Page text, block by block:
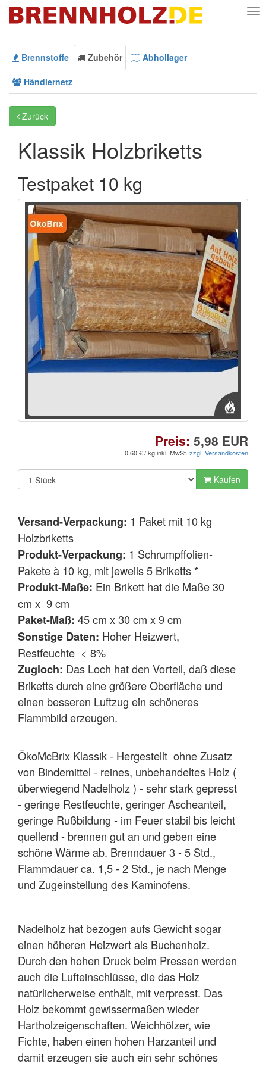
Brennstoffe Zubehör Abhollager
Händlernetz
Zurück
Klassik Holzbriketts
Testpaket 10 kg
Preis: 5,98 EUR
0,60 € / kginkl. MwSt. zzgl. Versandkosten
Kaufen
Versand-Verpackung: 1 Paket mit 10 kg
Holzbriketts
Produkt-Verpackung: 1 Schrumpffolien-
Pakete à 10 kg, mit jeweils 5 Briketts *
Produkt-Maße: Ein Brikett hat die Maße 30
cm x 9 cm
Paket-Maß: 45 cm x 30 cm x 9 cm
Sonstige Daten: Hoher Heizwert,
Restfeuchte < 8%
Zugloch: Das Loch hat den Vorteil, daß diese
Briketts durch eine größere Oberfläche und
einen besseren Luftzug ein schöneres
Flammbild erzeugen.
ÖkoMcBrix Klassik - Hergestellt ohne Zusatz
von Bindemittel - reines, unbehandeltes Holz (
überwiegend Nadelholz ) - sehr stark gepresst
- geringe Restfeuchte, geringer Ascheanteil,
geringe Rußbildung - im Feuer stabil bis leicht
quellend - brennen gut an und geben eine
schöne Wärme ab. Brenndauer 3 - 5 Std.,
Flammdauer ca. 1,5 - 2 Std., je nach Menge
und Zugeinstellung des Kaminofens.
Nadelholz hat bezogen aufs Gewicht sogar
einen höheren Heizwert als Buchenholz.
Durch den hohen Druck beim Pressen werden
auch die Lufteinschlüsse, die das Holz
natürlicherweise enthält, mit verpresst. Das
Holz bekommt gewissermaßen wieder
Hartholzeigenschaften. Weichhölzer, wie
Fichte, haben einen hohen Harzanteil und
damit erzeugen sie auch ein sehr schönes